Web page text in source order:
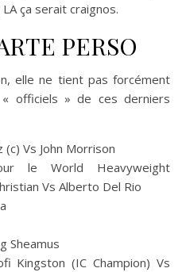
ça serait craignos.
PERSO
elle ne tient pas forcément
officiels » de ces derniers
(c) Vs John Morrison
le World Heavyweight
Vs Alberto Del Rio
Sheamus
Kingston (IC Champion) Vs